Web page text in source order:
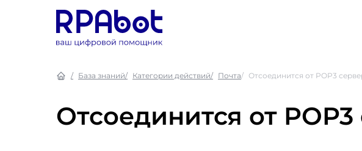
База знаний Категории действий Почта Отсоединится от POP3
Отсоединится от